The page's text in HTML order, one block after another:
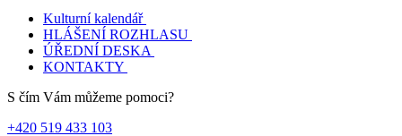
Kulturní kalendář
HLÁŠENÍ ROZHLASU
ÚŘEDNÍ DESKA
KONTAKTY
S čím Vám můžeme pomoci?
+420 519 433 103